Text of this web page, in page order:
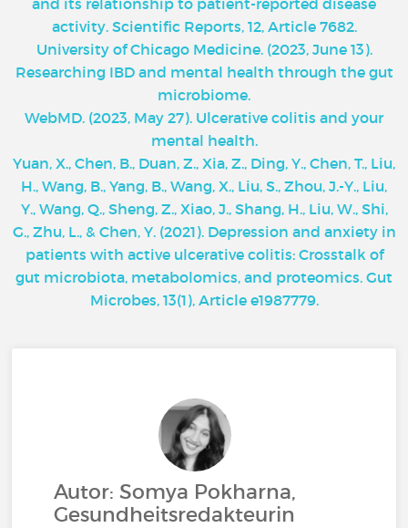
and its relationship to patient-reported disease
activity. Scientific Reports, 12, Article 7682.
University of Chicago Medicine. (2023, June 13).
Researching IBD and mental health through the gut
microbiome.
WebMD. (2023, May 27). Ulcerative colitis and your
mental health.
Yuan, X., Chen, B., Duan, Z., Xia, Z., Ding, Y., Chen, T., Liu,
H., Wang, B., Yang, B., Wang, X., Liu, S., Zhou, J.-Y., Liu,
Y., Wang, Q., Sheng, Z., Xiao, J., Shang, H., Liu, W., Shi,
G., Zhu, L., & Chen, Y. (2021). Depression and anxiety in
patients with active ulcerative colitis: Crosstalk of
gut microbiota, metabolomics, and proteomics. Gut
Microbes, 13(1), Article e1987779.
Autor: Somya Pokharna,
Gesundheitsredakteurin